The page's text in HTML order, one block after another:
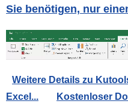
Sie benötigen, nur
Weitere Details zu
Excel...
Kostenloser